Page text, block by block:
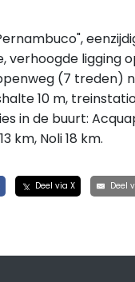
ligging
(7 treden)
10 m,
in de buurt:
km, Noli 18 km.
Deel via X Deel